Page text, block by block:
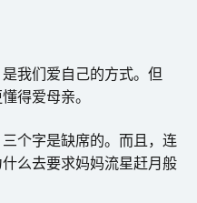
我们爱自己的方式。但
得爱母亲。
个字是缺席的。而且，连
么去要求妈妈流星赶月般